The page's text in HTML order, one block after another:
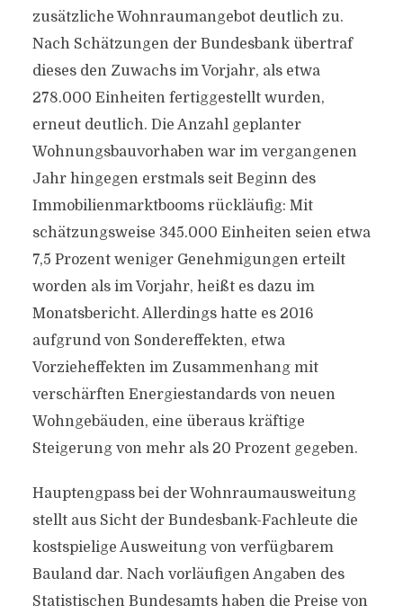
zusätzliche Wohnraumangebot deutlich zu.
Nach Schätzungen der Bundesbank übertraf
dieses den Zuwachs im Vorjahr, als etwa
278.000 Einheiten fertiggestellt wurden,
erneut deutlich. Die Anzahl geplanter
Wohnungsbauvorhaben war im vergangenen
Jahr hingegen erstmals seit Beginn des
Immobilienmarktbooms rückläufig: Mit
schätzungsweise 345.000 Einheiten seien etwa
7,5 Prozent weniger Genehmigungen erteilt
worden als im Vorjahr, heißt es dazu im
Monatsbericht. Allerdings hatte es 2016
aufgrund von Sondereffekten, etwa
Vorzieheffekten im Zusammenhang mit
verschärften Energiestandards von neuen
Wohngebäuden, eine überaus kräftige
Steigerung von mehr als 20 Prozent gegeben.
Hauptengpass bei der Wohnraumausweitung
stellt aus Sicht der Bundesbank-Fachleute die
kostspielige Ausweitung von verfügbarem
Bauland dar. Nach vorläufigen Angaben des
Statistischen Bundesamts haben die Preise von